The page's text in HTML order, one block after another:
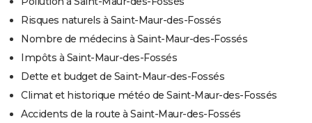
Risques naturels à Saint-Maur-des-Fossés
Nombre de médecins à Saint-Maur-des-Fossés
Impôts à Saint-Maur-des-Fossés
Dette et budget de Saint-Maur-des-Fossés
Climat et historique météo de Saint-Maur-des-Fossés
Accidents de la route à Saint-Maur-des-Fossés